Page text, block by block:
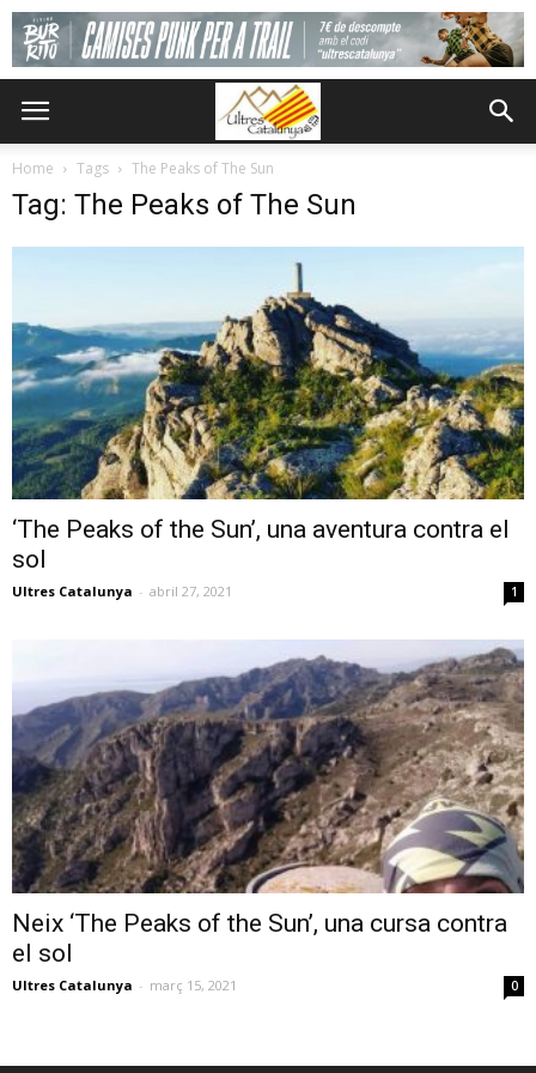
Home Tags The Peaks of The Sun
Tag: The Peaks of The Sun
‘The Peaks of the Sun’, una aventura contra el
sol
Ultres Catalunya - abril 27, 2021 1
Neix ‘The Peaks of the Sun’, una cursa contra
el sol
Ultres Catalunya - març 15, 2021 0